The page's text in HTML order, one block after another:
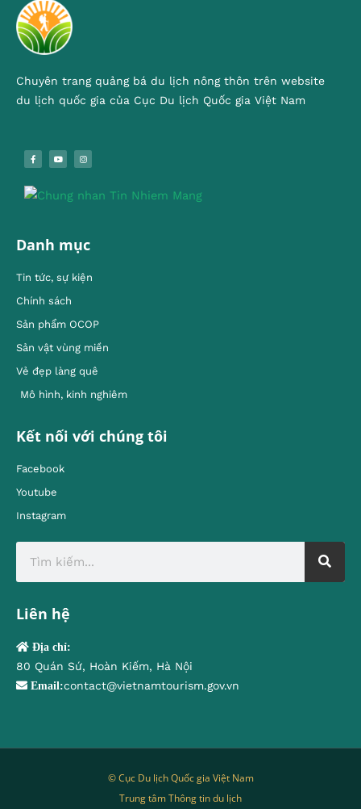
Chuyên trang quảng bá du lịch nông thôn trên website
du lịch quốc gia của Cục Du lịch Quốc gia Việt Nam
Danh mục
Tin tức, sự kiện
Chính sách
Sản phẩm OCOP
Sản vật vùng miền
Vẻ đẹp làng quê
Mô hình, kinh nghiêm
Kết nối với chúng tôi
Facebook
Youtube
Instagram
Liên hệ
Địa chỉ:
80 Quán Sứ, Hoàn Kiếm, Hà Nội
Email:contact@vietnamtourism.gov.vn
© Cục Du lịch Quốc gia Việt Nam
Trung tâm Thông tin du lịch